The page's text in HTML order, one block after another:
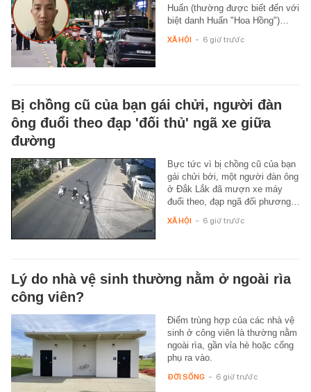
Huấn (thường được biết đến với
biệt danh Huấn "Hoa Hồng")…
XÃ HỘI - 6 giờ trước
Bị chồng cũ của bạn gái chửi, người đàn
ông đuổi theo đạp 'đối thủ' ngã xe giữa
đường
Bực tức vì bị chồng cũ của bạn
gái chửi bới, một người đàn ông
ở Đắk Lắk đã mượn xe máy
đuổi theo, đạp ngã đối phương…
XÃ HỘI - 6 giờ trước
Lý do nhà vệ sinh thường nằm ở ngoài rìa
công viên?
Điểm trùng hợp của các nhà vệ
sinh ở công viên là thường nằm
ngoài rìa, gần vỉa hè hoặc cổng
phụ ra vào.
ĐỜI SỐNG - 6 giờ trước